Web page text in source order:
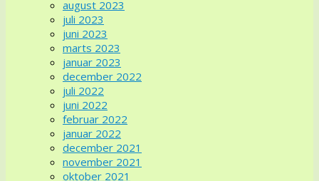
august 2023
juli 2023
juni 2023
marts 2023
januar 2023
december 2022
juli 2022
juni 2022
februar 2022
januar 2022
december 2021
november 2021
oktober 2021